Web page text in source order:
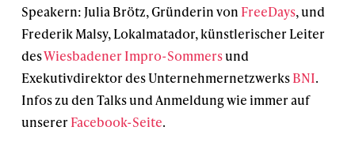
Speakern: Julia Brötz, Gründerin von FreeDays, und
Frederik Malsy, Lokalmatador, künstlerischer Leiter
desWiesbadener Impro-Sommersund
Exekutivdirektor des UnternehmernetzwerksBNI.
Infos zu den Talks und Anmeldung wie immer auf
unsererFacebook-Seite.